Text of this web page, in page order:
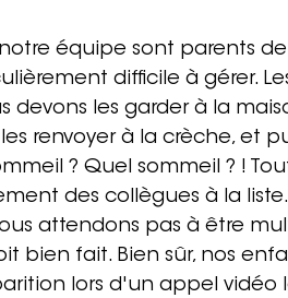
équipe sont parents
difficile à gérer.
devons les garder à la
renvoyer à la crèche, et
? Quel sommeil ? !
des collègues à la
attendons pas à être
bien fait. Bien sûr, nos
lors d'un appel vidéo